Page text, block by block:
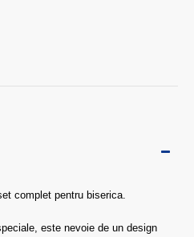
complet pentru biserica.
este nevoie de un design